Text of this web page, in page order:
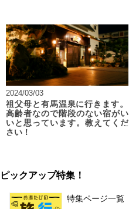
2024/03/03
祖父母と有馬温泉に行きます。
高齢者なので階段のない宿がい
いと思っています。教えてくだ
さい！
ピックアップ特集！
特集ページ一覧